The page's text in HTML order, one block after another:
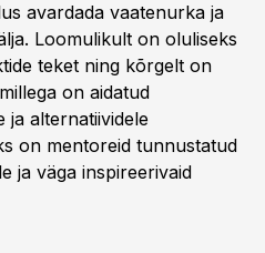
avardada vaatenurka ja
Loomulikult on oluliseks
teket ning kõrgelt on
on aidatud
ja alternatiividele
on mentoreid tunnustatud
ja väga inspireerivaid